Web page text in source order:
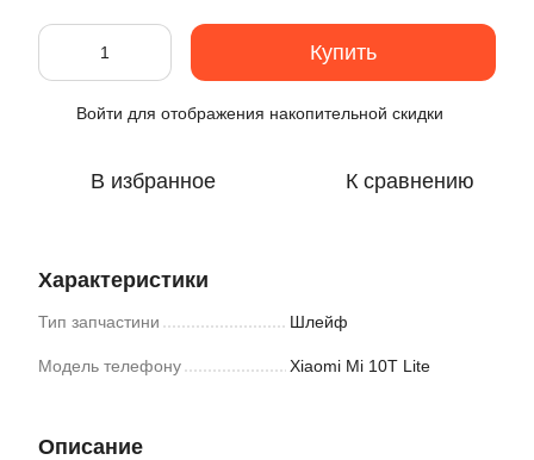
Купить
Войти для отображения накопительной скидки
В избранное К сравнению
Характеристики
Тип запчастини Шлейф
Модель телефону Xiaomi Mi 10T Lite
Описание